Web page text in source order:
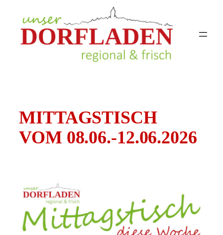
Inhalt
springen
MITTAGSTISCH
VOM 08.06.-12.06.2026